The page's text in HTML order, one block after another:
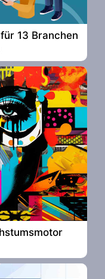
13 Branchen